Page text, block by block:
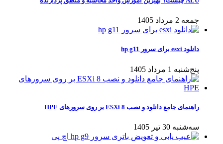
جمعه 2 مرداد 1405
دانلود esxi برای سرور hp g11
پنج‌شنبه 1 مرداد 1405
راهنمای جامع دانلود و نصب ESXi 8 بر روی سرورهای HPE
سه‌شنبه 30 تیر 1405